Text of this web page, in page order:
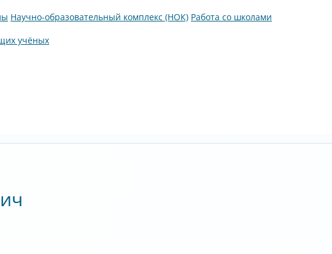
Научно-образовательный комплекс (НОК) Работа со школами
учёных